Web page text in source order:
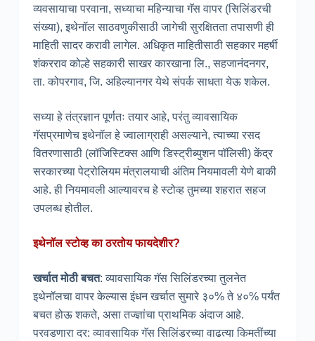
व्यवसायाचा परवाना, सध्याचा महिन्याचा गॅस वापर (सिलिंडरची
संख्या), इथेनॉल साठवणुकीसाठी जागेची सुरक्षितता तपासणी ही
माहिती सादर करावी लागेल. अधिकृत माहितीसाठी सहकार महर्षी
शंकरराव कोल्हे सहकारी साखर कारखाना लि., सहजानंदनगर,
ता. कोपरगाव, जि. अहिल्यानगर येथे संपर्क साधता येऊ शकेल.
सध्या हे तंत्रज्ञान पूर्णतः तयार आहे, परंतु व्यावसायिक
गॅसप्रमाणेच इथेनॉल हे ज्वालाग्राही असल्याने, त्याच्या रसद
वितरणासाठी (लॉजिस्टिक्स आणि डिस्ट्रीब्युशन पॉलिसी) केंद्र
सरकारच्या पेट्रोलियम मंत्रालयाची अंतिम नियमावली येणे बाकी
आहे. ही नियमावली आल्यावरच हे स्टोव्ह तुमच्या शहरात सहज
उपलब्ध होतील.
इथेनॉल स्टोव्ह का ठरतोय फायदेशीर?
खर्चात मोठी बचत: व्यावसायिक गॅस सिलिंडरच्या तुलनेत
इथेनॉलचा वापर केल्यास इंधन खर्चात सुमारे ३०% ते ४०% पर्यंत
बचत होऊ शकते, असा तज्ज्ञांचा प्राथमिक अंदाज आहे.
परवडणारा दर: व्यावसायिक गॅस सिलिंडरच्या वाढत्या किमतींच्या